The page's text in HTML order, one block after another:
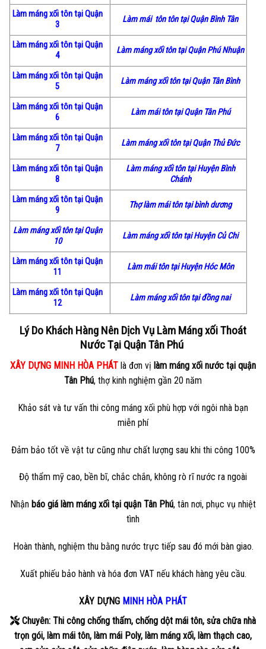
Làm máng xối tôn tại Quận
3
Làm mái tôn tôn tại Quận Bình Tân
Làm máng xối tôn tại Quận
4
Làm máng xối tôn tại Quận PhúNhuận
Làm máng xối tôn tại Quận
5
Làm máng xối tôn tại Quận Tân Bình
Làm máng xối tôn tại Quận
6
Làm mái tôn tại Quận Tân Phú
Làm máng xối tôn tại Quận
7
Làm máng xối tôn tại Quận Thủ Đức
Làm máng xối tôn tại Quận
8
Làm máng xối tôn tại Huyện Bình
Chánh
Làm máng xối tôn tại Quận
9
Thợ làm mái tôn tại bình dương
Làm máng xối tôn tại Quận
10
Làm máng xối tôn tại Huyện Củ Chi
Làm máng xối tôn tại Quận
11
Làm mái tôn tại Huyện Hóc Môn
Làm máng xối tôn tại Quận
12
Làm máng xối tôn tạiđồngnai
Lý Do Khách Hàng Nên Dịch Vụ Làm Máng xối Thoát
Nước Tại Quận Tân Phú
XÂY DỰNG MINH HÒA PHÁT là đơn vị làm máng xối nước tại quận
Tân Phú, thợ kinh nghiệm gần 20 năm
Khảo sát và tư vấn thi công máng xối phù hợp với ngôi nhà bạn
miễn phí
Đảm bảo tốt về vật tư cũng như chất lượng sau khi thi công 100%
Độ thẩm mỹ cao, bền bĩ, chắc chắn, không rò rĩ nước ra ngoài
Nhận báo giá làm máng xối tại quận Tân Phú, tân nơi, phục vụ nhiệt
tình
Hoàn thành, nghiệm thu bằng nước trực tiếp sau đó mới bàn giao.
Xuất phiếu bảo hành và hóa đơn VAT nếu khách hàng yêu cầu.
XÂY DỰNG MINH HÒA PHÁT
Chuyên: Thi công chống thấm, chống dột mái tôn, sửa chữa nhà
trọn gói, làm mái tôn, làm mái Poly, làm máng xối, làm thạch cao,